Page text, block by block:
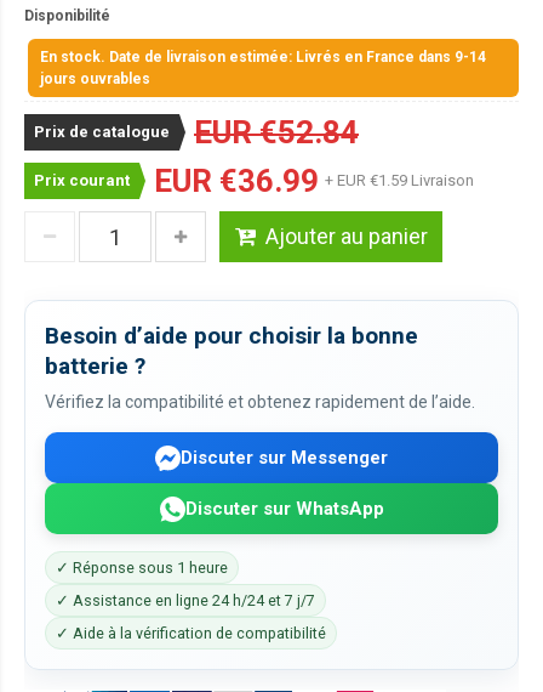
Disponibilité
En stock. Date de livraison estimée: Livrés en France dans 9-14
jours ouvrables
Prix de catalogue EUR €52.84
Prix courant EUR €36.99 + EUR €1.59 Livraison
Ajouter au panier
Besoin d’aide pour choisir la bonne
batterie ?
Vérifiez la compatibilité et obtenez rapidement de l’aide.
Discuter sur Messenger
Discuter sur WhatsApp
✓ Réponse sous 1 heure
✓ Assistance en ligne 24 h/24 et 7 j/7
✓ Aide à la vérification de compatibilité